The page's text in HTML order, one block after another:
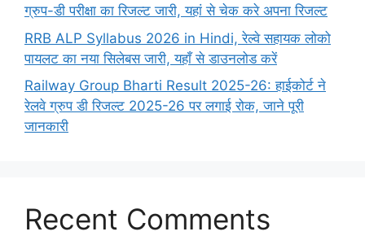
ग्रुप-डी परीक्षा का रिजल्ट जारी, यहां से चेक करे अपना रिजल्ट
RRB ALP Syllabus 2026 in Hindi, रेल्वे सहायक लोको
पायलट का नया सिलेबस जारी, यहाँ से डाउनलोड करें
Railway Group Bharti Result 2025-26: हाईकोर्ट ने
रेलवे ग्रुप डी रिजल्ट 2025-26 पर लगाई रोक, जाने पूरी
जानकारी
Recent Comments